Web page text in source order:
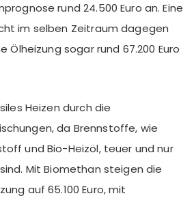
rund 24.500 Euro an. Eine
im selben Zeitraum dagegen
Ölheizung sogar rund 67.200 Euro
Heizen durch die
da Brennstoffe, wie
und Bio-Heizöl, teuer und nur
Mit Biomethan steigen die
auf 65.100 Euro, mit